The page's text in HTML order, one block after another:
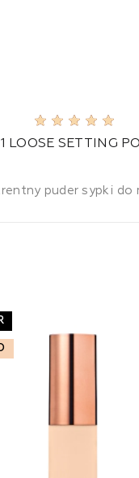
LOOSE SETTING
puder sypki do